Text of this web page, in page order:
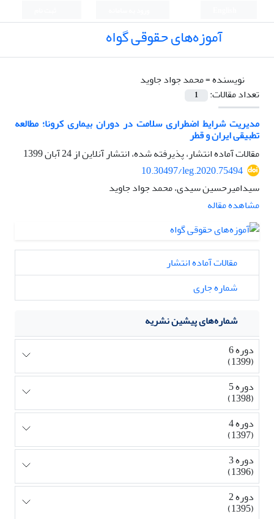
آموزه‌های حقوقی گواه
نویسنده =محمد جواد جاوید
تعداد مقالات:
1
مدیریت شرایط اضطراری سلامت در دوران بیماری کرونا؛ مطالعه
تطبیقی ایران و قطر
مقالات آماده انتشار، پذیرفته شده، انتشار آنلاین از24 آبان 1399
10.30497/leg.2020.75494
سیدامیرحسین سیدی، محمد جواد جاوید
مشاهده مقاله
مقالات آماده انتشار
شماره جاری
شماره‌های پیشین نشریه
دوره 6
(1399)
دوره 5
(1398)
دوره 4
(1397)
دوره 3
(1396)
دوره 2
(1395)